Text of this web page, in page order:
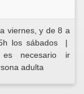
viernes, y de 8 a
los sábados |
necesario ir
adulta